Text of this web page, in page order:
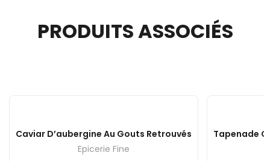
PRODUITS ASSOCIÉS
Caviar D’aubergine Au Gouts Retrouvés
Epicerie Fine
Tapenade